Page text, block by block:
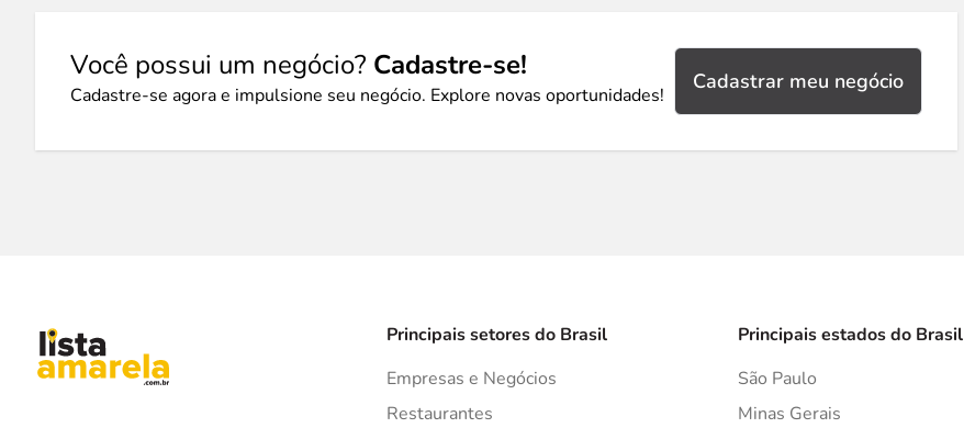
Você possui um negócio? Cadastre-se!
Cadastre-se agora e impulsione seu negócio. Explore novas oportunidades!
Cadastrar meu negócio
Principais setores do Brasil
Empresas e Negócios
Restaurantes
Principais estados do Brasil
São Paulo
Minas Gerais